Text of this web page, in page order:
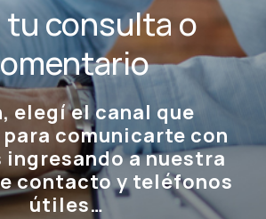
tu consulta o
elegí el canal que
comunicarte con
a nuestra
contacto y teléfonos
útiles…